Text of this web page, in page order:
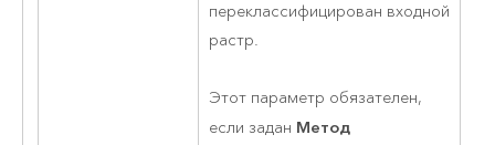
переклассифицирован входной
растр.
Этот параметр обязателен,
если задан Метод